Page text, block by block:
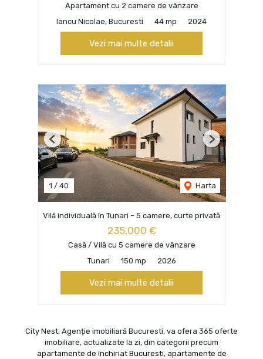
Apartament cu 2 camere de vânzare
Iancu Nicolae, Bucuresti
44 mp 2024
Vezi mai multe detalii
1 / 40 Harta
Previous Next
Vilă individuală în Tunari – 5 camere, curte privată
235,000 €
Casă / Vilă cu 5 camere de vânzare
Tunari
150 mp 2026
Vezi mai multe detalii
City Nest, Agenție imobiliară Bucuresti, va ofera 365 oferte
imobiliare, actualizate la zi, din categorii precum
apartamente de închiriat Bucuresti, apartamente de